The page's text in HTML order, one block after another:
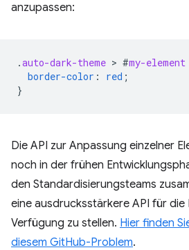
anzupassen:
.auto-dark-theme > #my-element
border-color : red ;
}
Die API zur Anpassung einzelner
noch in der frühen
den Standardisierungsteams
eine ausdrucksstärkere API für
Verfügung zu stellen. Hier finden
diesem GitHub-Problem.